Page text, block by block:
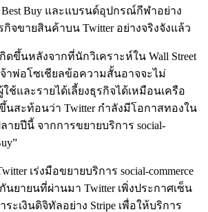
Buy และแบรนด์อุปกรณ์กีฬาอย่าง
กิจขายสินค้าบน Twitter อย่างจริงจังแล้ว
ดขึ้นหลังจากที่นักวิเคราะห์ใน Wall Street
าพ่อโซเชียลข้อความสั้นอาจจะไม่
ช้และรายได้เลี้ยงธุรกิจได้เหมือนเครือ
นสะท้อนว่า Twitter กำลังมีโอกาสทองใน
ายปีนี้ จากการขยายบริการ social-
เร่งมือขยายบริการ social-commerce
นยายนที่ผ่านมา Twitter เพิ่งประกาศเซ็น
เงินดิจิทัลอย่าง Stripe เพื่อให้บริการ